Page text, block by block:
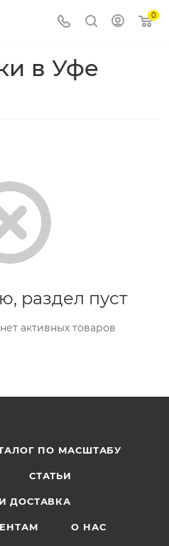
0
в Уфе
раздел пуст
активных товаров
ПО МАСШТАБУ
СТАТЬИ
ДОСТАВКА
О НАС